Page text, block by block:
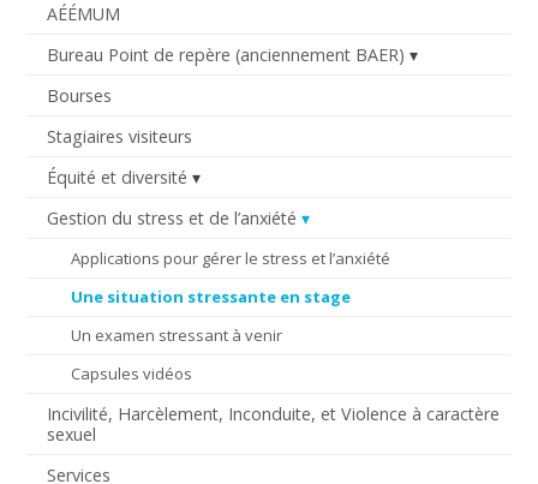
AÉÉMUM
Bureau Point de repère (anciennement BAER)
Bourses
Stagiaires visiteurs
Équité et diversité
Gestion du stress et de l’anxiété
Applications pour gérer le stress et l’anxiété
Une situation stressante en stage
Un examen stressant à venir
Capsules vidéos
Incivilité, Harcèlement, Inconduite, et Violence à caractère
sexuel
Services